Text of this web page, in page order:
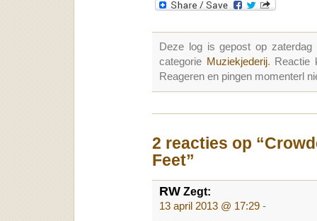
Deze log is gepost op
categorie Muziekjederij. Reactie
Reageren en pingen momenterl
2 reacties op
Feet”
RW Zegt:
13 april 2013 @ 17:29 -